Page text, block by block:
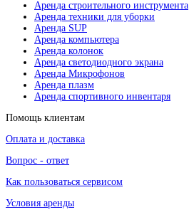
Аренда строительного инструмента
Аренда техники для уборки
Аренда SUP
Аренда компьютера
Аренда колонок
Аренда светодиодного экрана
Аренда Микрофонов
Аренда плазм
Аренда спортивного инвентаря
Помощь клиентам
Оплата и доставка
Вопрос - ответ
Как пользоваться сервисом
Условия аренды